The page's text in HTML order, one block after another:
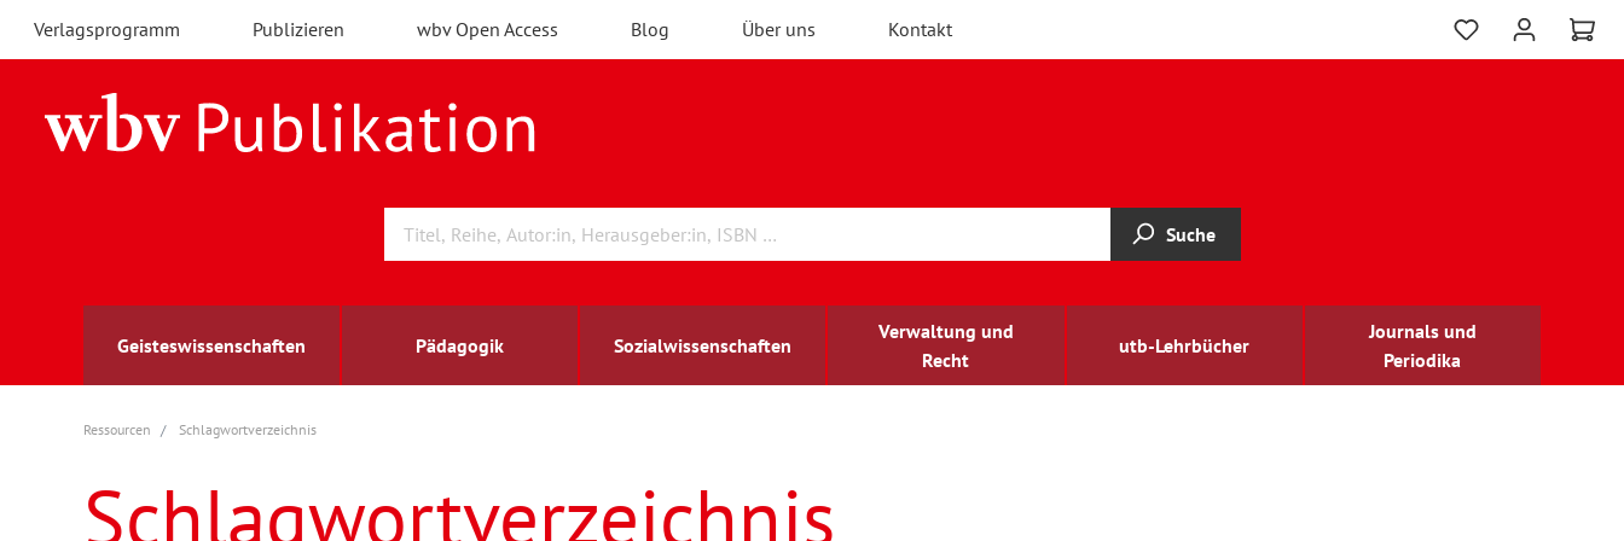
Verlagsprogramm Publizieren wbv Open Access Blog Über uns Kontakt
Suche
Geisteswissenschaften Pädagogik Sozialwissenschaften
Verwaltung und
Recht
utb-Lehrbücher
Journals und
Periodika
Archäologie
Berufs- und Wirtschaftspädagogik
Arbeitsmarktforschung
Außenwirtschaft
berufsbildung
Ressourcen Schlagwortverzeichnis
Schlagwortverzeichnis